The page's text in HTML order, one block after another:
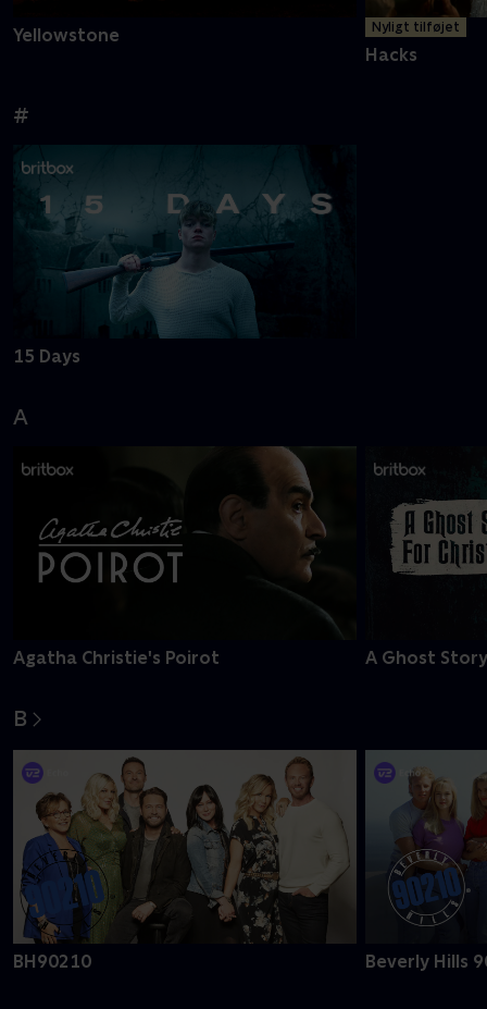
Yellowstone Nyligt tilføjet
Hacks
#
15 Days
A
Agatha Christie's Poirot A Ghost
B
BH90210 Beverly Hills